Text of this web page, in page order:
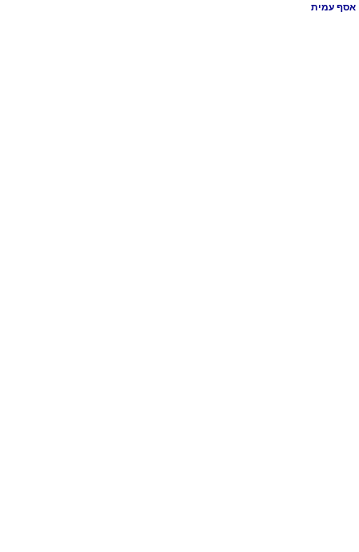
אסף עמית